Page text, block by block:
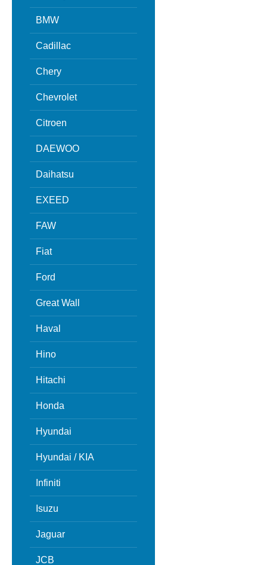
BMW
Cadillac
Chery
Chevrolet
Citroen
DAEWOO
Daihatsu
EXEED
FAW
Fiat
Ford
Great Wall
Haval
Hino
Hitachi
Honda
Hyundai
Hyundai / KIA
Infiniti
Isuzu
Jaguar
JCB